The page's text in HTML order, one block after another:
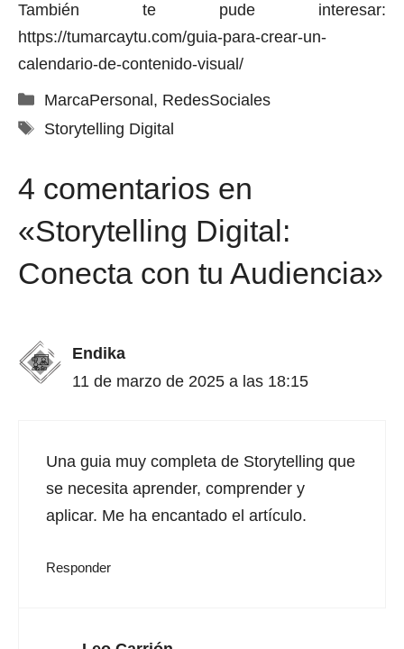
También te pude interesar:
https://tumarcaytu.com/guia-para-crear-un-
calendario-de-contenido-visual/
Categorías
MarcaPersonal , RedesSociales
Etiquetas
Storytelling Digital
4 comentarios en
«Storytelling Digital:
Conecta con tu Audiencia»
Endika
11 de marzo de 2025 a las 18:15
Una guia muy completa de Storytelling que
se necesita aprender, comprender y
aplicar. Me ha encantado el artículo.
Responder